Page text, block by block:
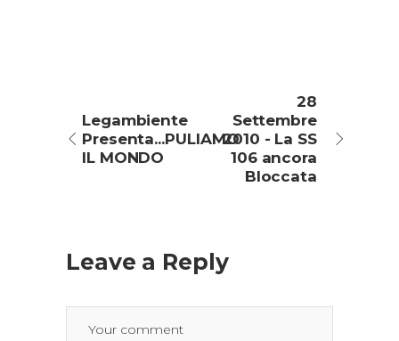
Legambiente
Presenta...PULIAMO
IL MONDO
28
Settembre
2010 - La SS
106 ancora
Bloccata
Leave a Reply